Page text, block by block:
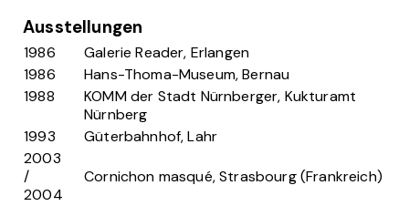
Ausstellungen
1986
Galerie Reader, Erlangen
1986
Hans-Thoma-Museum, Bernau
1988
KOMM der Stadt Nürnberger, Kukturamt
Nürnberg
1993
Güterbahnhof, Lahr
2003
/
2004
Cornichon masqué, Strasbourg (Frankreich)